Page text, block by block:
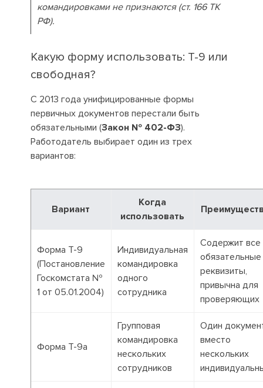
командировками не признаются (ст. 166 ТК
РФ).
Какую форму использовать: Т-9 или
свободная?
С 2013 года унифицированные формы
первичных документов перестали быть
обязательными (Закон № 402-ФЗ).
Работодатель выбирает один из трех
вариантов:
Вариант
Когда
использовать
Форма Т-9
(Постановление
Госкомстата №
1 от 05.01.2004)
Индивидуальная
командировка
одного
сотрудника
Содержит все
обязательные
реквизиты,
привычна для
проверяющих
Форма Т-9а
Групповая
командировка
нескольких
сотрудников
Один
вместо
нескольких